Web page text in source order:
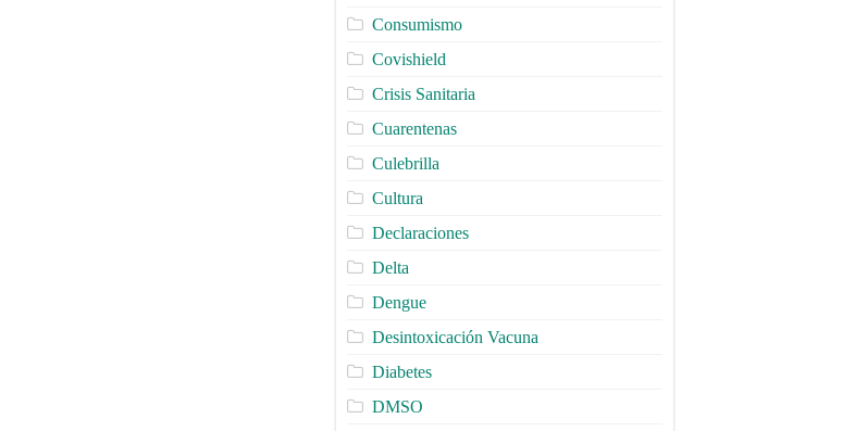
Consumismo
Covishield
Crisis Sanitaria
Cuarentenas
Culebrilla
Cultura
Declaraciones
Delta
Dengue
Desintoxicación Vacuna
Diabetes
DMSO